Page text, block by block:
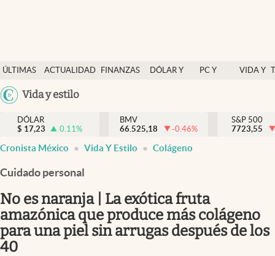
ÚLTIMAS
NOTICIAS
ACTUALIDAD
FINANZAS
DÓLAR Y
PC Y
VIDA Y
México
Vida y estilo
Actualidad
Finanzas y economía
Dólar y mercados
Pc y celular
Vida y estilo
DÓLAR
$ 17,23 0.11%
BMV
66.525,18
-0.46%
S&P 500
7723,55
Cronista México Vida Y Estilo Colágeno
Cuidado personal
No es naranja | La exótica fruta
amazónica que produce más colágeno
para una piel sin arrugas después de los
40